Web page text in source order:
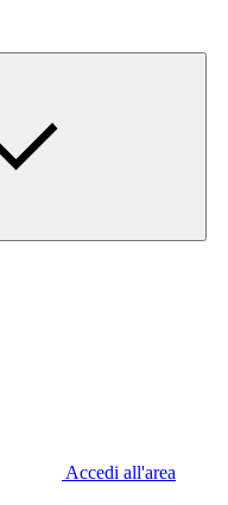
Accedi all'area